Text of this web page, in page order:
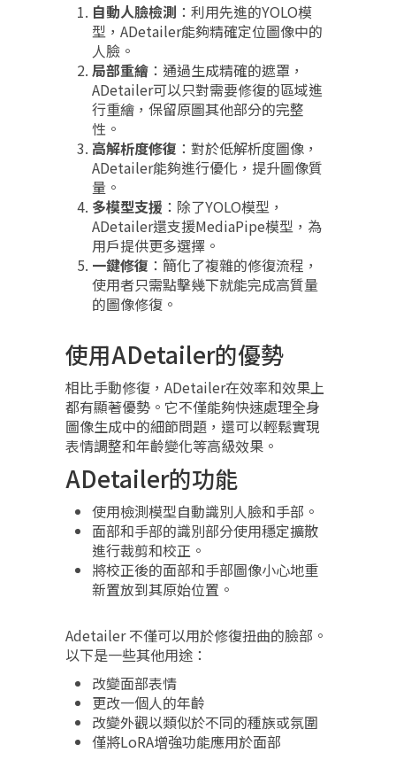
自動人臉檢測 ：利用先進的YOLO模
型，ADetailer能夠精確定位圖像中的
人臉。
局部重繪 ：通過生成精確的遮罩，
ADetailer可以只對需要修復的區域進
行重繪，保留原圖其他部分的完整
性。
高解析度修復 ：對於低解析度圖像，
ADetailer能夠進行優化，提升圖像質
量。
多模型支援 ：除了YOLO模型，
ADetailer還支援MediaPipe模型，為
用戶提供更多選擇。
一鍵修復 ：簡化了複雜的修復流程，
使用者只需點擊幾下就能完成高質量
的圖像修復。
使用ADetailer的優勢
相比手動修復，ADetailer在效率和效果上
都有顯著優勢。它不僅能夠快速處理全身
圖像生成中的細節問題，還可以輕鬆實現
表情調整和年齡變化等高級效果。
ADetailer的功能
使用檢測模型自動識別人臉和手部。
面部和手部的識別部分使用穩定擴散
進行裁剪和校正。
將校正後的面部和手部圖像小心地重
新置放到其原始位置。
Adetailer 不僅可以用於修復扭曲的臉部。
以下是一些其他用途：
改變面部表情
更改一個人的年齡
改變外觀以類似於不同的種族或氛圍
僅將LoRA增強功能應用於面部